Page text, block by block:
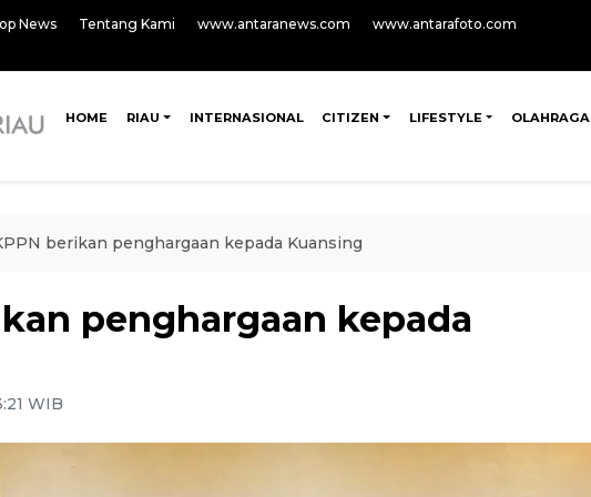
News Tentang Kami www.antaranews.com
www.antarafoto.com
HOME RIAU INTERNASIONAL CITIZEN LIFESTYLE OLAHRAGA
berikan penghargaan kepada Kuansing
penghargaan kepada
WIB